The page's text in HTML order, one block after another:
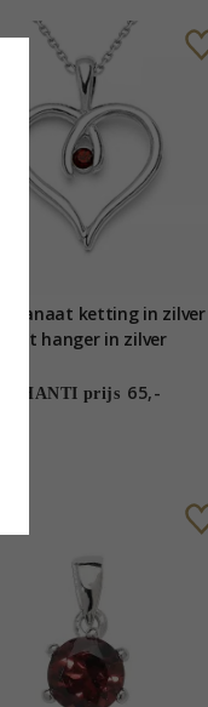
granaat ketting in zilver
met hanger in zilver
CHANTI prijs 65,-